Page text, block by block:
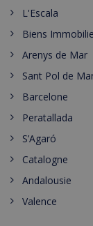
L'Escala
Biens
Arenys de Mar
Sant Pol de
Barcelone
Peratallada
S’Agaró
Catalogne
Andalousie
Valence